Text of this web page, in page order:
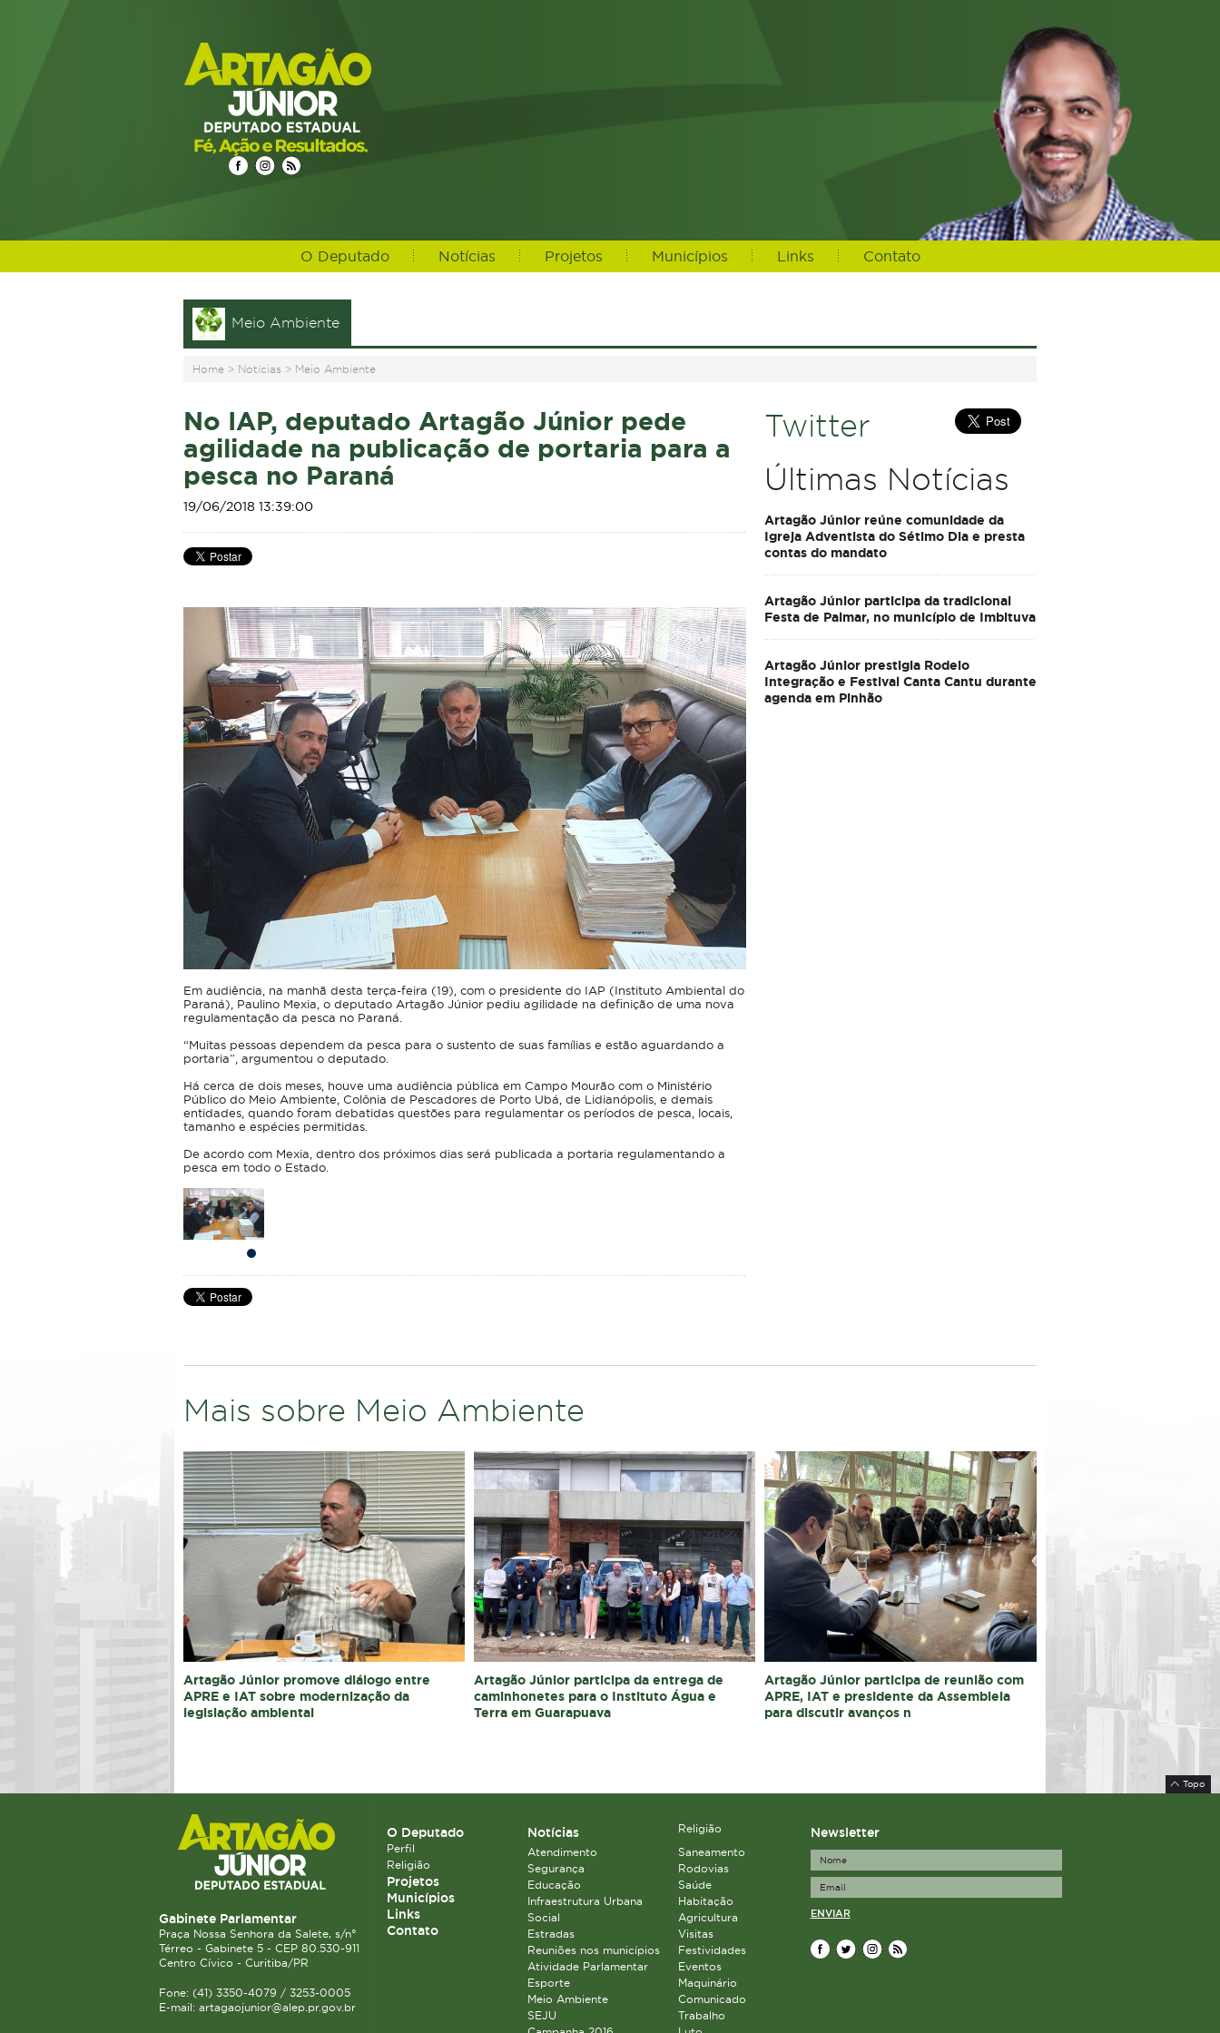
O Deputado Notícias Projetos Municípios Links Contato
Meio Ambiente
Home > Notícias > Meio Ambiente
No IAP, deputado Artagão Júnior pede
agilidade na publicação de portaria para a
pesca no Paraná
19/06/2018 13:39:00
Em audiência, na manhã desta terça-feira (19), com o presidente do IAP (Instituto Ambiental do
Paraná), Paulino Mexia, o deputado Artagão Júnior pediu agilidade na definição de uma nova
regulamentação da pesca no Paraná.
“Muitas pessoas dependem da pesca para o sustento de suas famílias e estão aguardando a
portaria”, argumentou o deputado.
Há cerca de dois meses, houve uma audiência pública em Campo Mourão com o Ministério
Público do Meio Ambiente, Colônia de Pescadores de Porto Ubá, de Lidianópolis, e demais
entidades, quando foram debatidas questões para regulamentar os períodos de pesca, locais,
tamanho e espécies permitidas.
De acordo com Mexia, dentro dos próximos dias será publicada a portaria regulamentando a
pesca em todo o Estado.
Twitter
Últimas Notícias
Artagão Júnior reúne comunidade da
Igreja Adventista do Sétimo Dia e presta
contas do mandato
Artagão Júnior participa da tradicional
Festa de Palmar, no município de Imbituva
Artagão Júnior prestigia Rodeio
Integração e Festival Canta Cantu durante
agenda em Pinhão
Mais sobre Meio Ambiente
Artagão Júnior promove diálogo entre
APRE e IAT sobre modernização da
legislação ambiental
Artagão Júnior participa da entrega de
caminhonetes para o Instituto Água e
Terra em Guarapuava
Artagão Júnior participa de reunião com
APRE, IAT e presidente da Assembleia
para discutir avanços n
Topo
Gabinete Parlamentar
Praça Nossa Senhora da Salete, s/n°
Térreo - Gabinete 5 - CEP 80.530-911
Centro Cívico - Curitiba/PR
Fone: (41) 3350-4079 / 3253-0005
E-mail: artagaojunior@alep.pr.gov.br
O Deputado
Perfil
Religião
Projetos
Municípios
Links
Contato
Notícias
Religião
Atendimento
Saneamento
Segurança
Rodovias
Educação
Saúde
Infraestrutura Urbana
Habitação
Social
Agricultura
Estradas
Visitas
Reuniões nos municípios
Festividades
Atividade Parlamentar
Eventos
Esporte
Maquinário
Meio Ambiente
Comunicado
SEJU
Trabalho
Newsletter
ENVIAR